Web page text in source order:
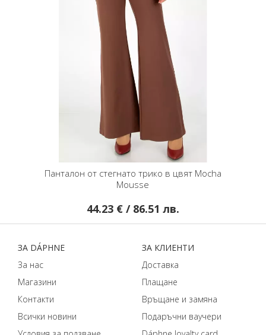
Панталон от стегнато трико в цвят Mocha
Mousse
44.23 € / 86.51 лв.
ЗA DÁPHNЕ
За нас
Магазини
Контакти
Всички новини
ЗA КЛИЕНТИ
Доставка
Плащане
Връщане и замяна
Подаръчни ваучери